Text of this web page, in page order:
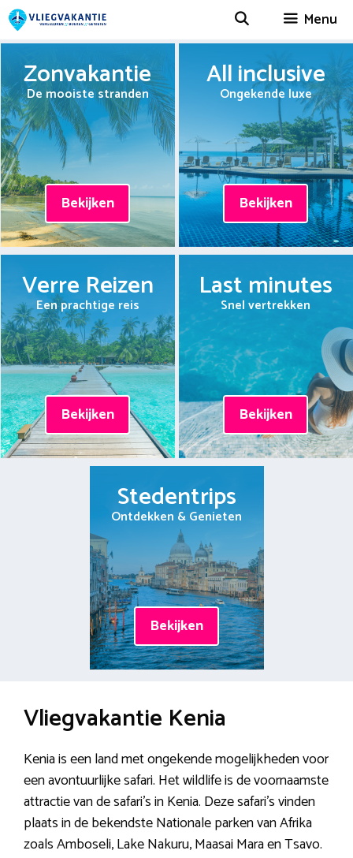
Spring
naar
Menu
Zonvakantie
De mooiste stranden
Bekijken
All inclusive
Ongekende luxe
Bekijken
Verre Reizen
Een prachtige reis
Bekijken
Last minutes
Snel vertrekken
Bekijken
Stedentrips
Ontdekken & Genieten
Bekijken
Vliegvakantie Kenia
Kenia is een land met ongekende mogelijkheden voor
een avontuurlijke safari. Het wildlife is de voornaamste
attractie van de safari’s in Kenia. Deze safari’s vinden
plaats in de bekendste Nationale parken van Afrika
zoals Amboseli, Lake Nakuru, Maasai Mara en Tsavo.